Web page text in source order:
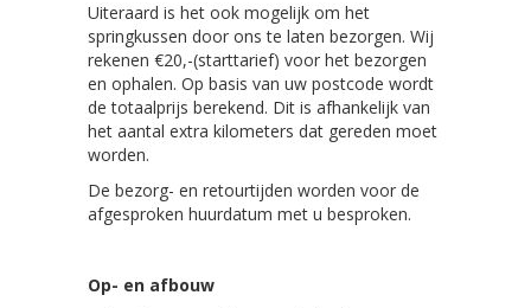
Uiteraard is het ook mogelijk om het
springkussen door ons te laten bezorgen. Wij
rekenen €20,-(starttarief) voor het bezorgen
en ophalen. Op basis van uw postcode wordt
de totaalprijs berekend. Dit is afhankelijk van
het aantal extra kilometers dat gereden moet
worden.
De bezorg- en retourtijden worden voor de
afgesproken huurdatum met u besproken.
Op- en afbouw